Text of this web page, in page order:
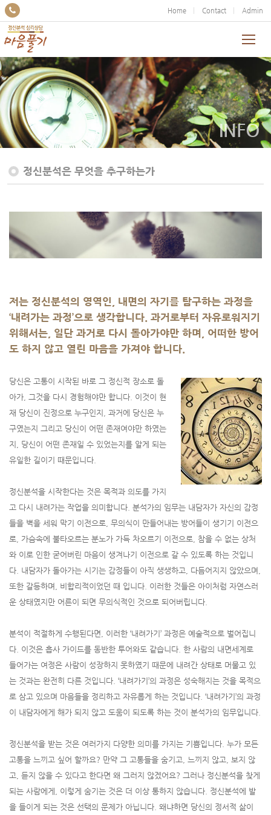
Home Contact Admin
INFO
정신분석은 무엇을 추구하는가
저는 정신분석의 영역인, 내면의 자기를 탐구하는 과정을
‘내려가는 과정’으로 생각합니다. 과거로부터 자유로워지기
위해서는, 일단 과거로 다시 돌아가야만 하며, 어떠한 방어
도 하지 않고 열린 마음을 가져야 합니다.
당신은 고통이 시작된 바로 그 정신적 장소로 돌
아가, 그것을 다시 경험해야만 합니다. 이것이 현
재 당신이 진정으로 누구인지, 과거에 당신은 누
구였는지 그리고 당신이 어떤 존재여야만 하였는
지, 당신이 어떤 존재일 수 있었는지를 알게 되는
유일한 길이기 때문입니다.
정신분석을 시작한다는 것은 목적과 의도를 가지
고 다시 내려가는 작업을 의미합니다. 분석가의 임무는 내담자가 자신의 감정
들을 벽을 세워 막기 이전으로, 무의식이 만들어내는 방어들이 생기기 이전으
로, 가슴속에 불타오르는 분노가 가득 차오르기 이전으로, 참을 수 없는 상처
와 이로 인한 굳어버린 마음이 생겨나기 이전으로 갈 수 있도록 하는 것입니
다. 내담자가 돌아가는 시기는 감정들이 아직 생생하고, 다듬어지지 않았으며,
또한 갈등하며, 비합리적이었던 때 입니다. 이러한 것들은 아이처럼 자연스러
운 상태였지만 어른이 되면 무의식적인 것으로 되어버립니다.
분석이 적절하게 수행된다면, 이러한 ‘내려가기’ 과정은 예술적으로 벌어집니
다. 이것은 흡사 가이드를 동반한 투어와도 같습니다. 한 사람의 내면세계로
들어가는 여정은 사람이 성장하지 못하였기 때문에 내려간 상태로 머물고 있
는 것과는 완전히 다른 것입니다. ‘내려가기’의 과정은 성숙해지는 것을 목적으
로 삼고 있으며 마음들을 정리하고 자유롭게 하는 것입니다. ‘내려가기’의 과정
이 내담자에게 해가 되지 않고 도움이 되도록 하는 것이 분석가의 임무입니다.
정신분석을 받는 것은 여러가지 다양한 의미를 가지는 기쁨입니다. 누가 모든
고통을 느끼고 싶어 할까요? 만약 그 고통들을 숨기고, 느끼지 않고, 보지 않
고, 듣지 않을 수 있다고 한다면 왜 그러지 않겠어요? 그러나 정신분석을 찾게
되는 사람에게, 이렇게 숨기는 것은 더 이상 통하지 않습니다. 정신분석에 발
을 들이게 되는 것은 선택의 문제가 아닙니다. 왜냐하면 당신의 정서적 삶이